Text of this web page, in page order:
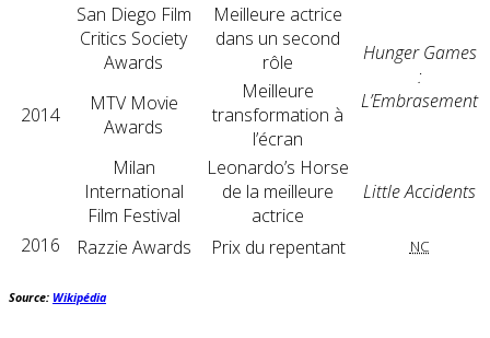
2014
San Diego Film
Critics Society
Awards
Meilleure actrice
dans un second
rôle
Hunger Games
:
L’Embrasement
MTV Movie
Awards
Meilleure
transformation à
l’écran
Milan
International
Film Festival
Leonardo’s Horse
de la meilleure
actrice
Little Accidents
2016 Razzie Awards Prix du repentant NC
Source: Wikipédia